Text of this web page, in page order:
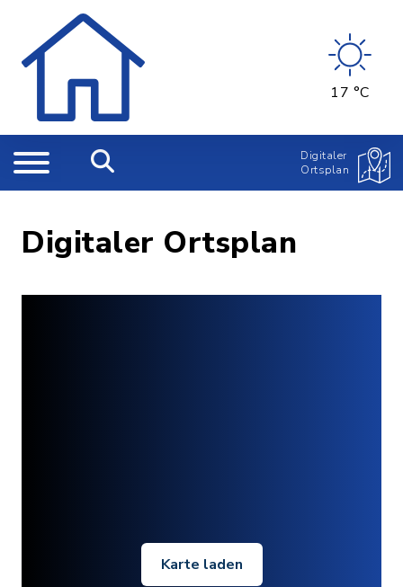
17 °C
Digitaler
Ortsplan
Digitaler Ortsplan
Karte laden